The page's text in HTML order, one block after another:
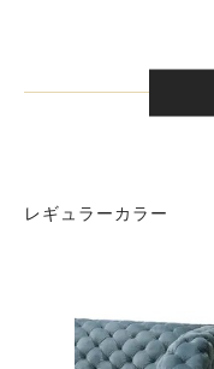
レギュラーカラー